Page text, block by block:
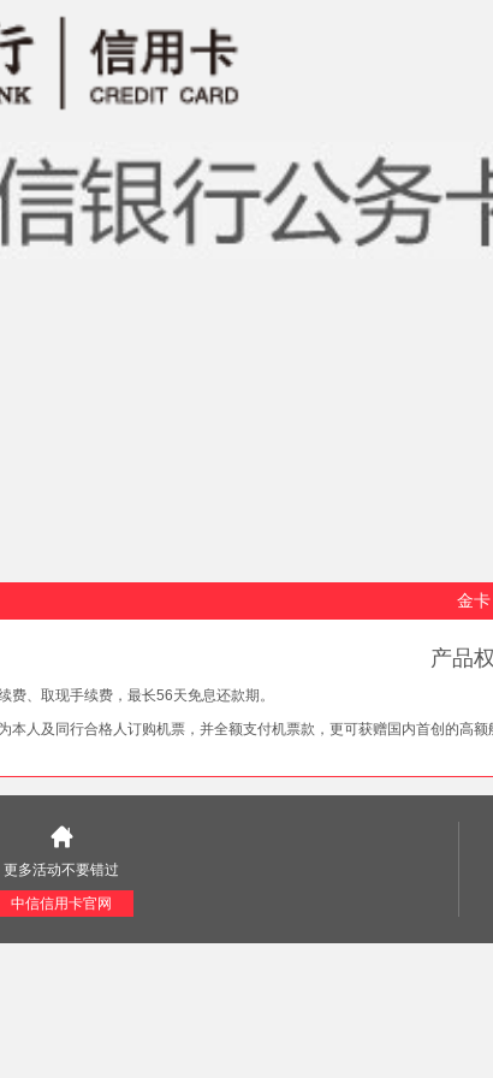
金卡
产品
、取现手续费，最长56天免息还款期。
本人及同行合格人订购机票，并全额支付机票款，更可获赠国内首创的高
更多活动不要错过
中信信用卡官网